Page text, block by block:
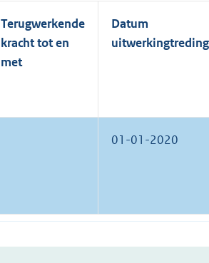
Terugwerkende
kracht tot en
met
Datum
uitwerkingtreding
01-01-2020